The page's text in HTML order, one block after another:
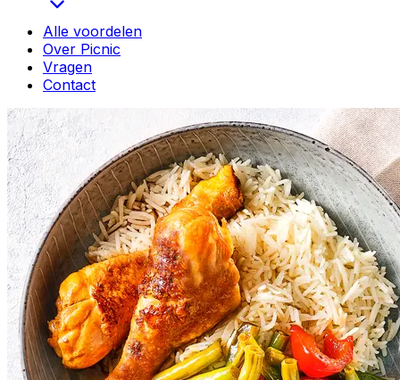
Alle voordelen
Over Picnic
Vragen
Contact